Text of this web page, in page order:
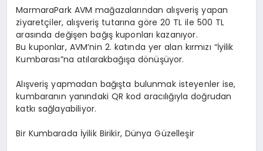
MarmaraParkAVM mağazalarından alışveriş yapan
ziyaretçiler, alışveriş tutarına göre 20 TL ile 500 TL
arasında değişen bağış kuponları kazanıyor.
Bu kuponlar, AVM’nin 2. katında yer alan kırmızı “İyilik
Kumbarası”na atılarakbağışa dönüşüyor.
Alışveriş yapmadan bağışta bulunmak isteyenler ise,
kumbaranın yanındaki QR kod aracılığıyla doğrudan
katkı sağlayabiliyor.
Bir Kumbarada İyilik Birikir, Dünya Güzelleşir